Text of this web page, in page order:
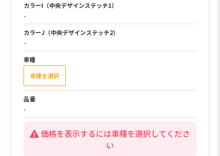
カラーI（中央デザインステッチ1）
-
カラーJ（中央デザインステッチ2）
-
車種
車種を選択
品番
-
価格を表示するには車種を選択してくださ
い